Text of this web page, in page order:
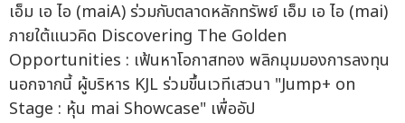
เอ็ม เอ ไอ (maiA) ร่วมกับตลาดหลักทรัพย์ เอ็ม เอ ไอ (mai)
ภายใต้แนวคิด Discovering The Golden
Opportunities : เฟ้นหาโอกาสทอง พลิกมุมมองการลงทุน
นอกจากนี้ ผู้บริหาร KJL ร่วมขึ้นเวทีเสวนา "Jump+ on
Stage : หุ้น mai Showcase" เพื่ออัป